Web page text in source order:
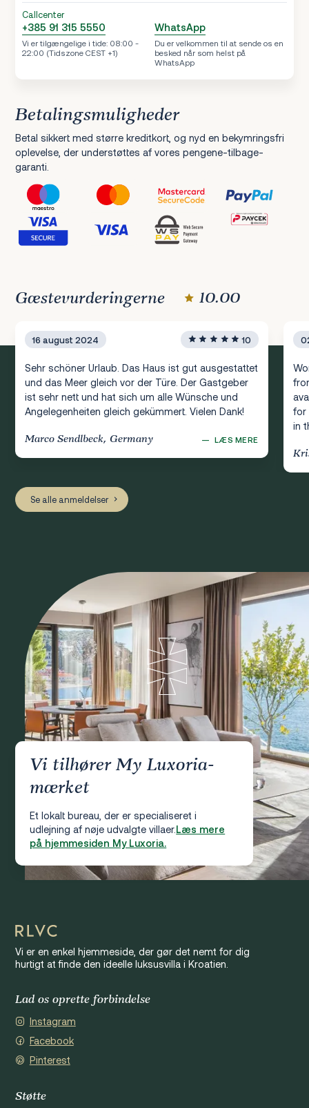
Callcenter
+385 91 315 5550
Vi er tilgængelige i tide: 08:00 -
22:00 (Tidszone CEST +1)
WhatsApp
Du er velkommen til at sende os en
besked når som helst på
WhatsApp
Betalingsmuligheder
Betal sikkert med større kreditkort, og nyd en bekymringsfri
oplevelse, der understøttes af vores pengene-tilbage-
garanti.
Gæstevurderingerne 10.00
16 august 2024 10
Sehr schöner Urlaub. Das Haus ist gut ausgestattet
und das Meer gleich vor der Türe. Der Gastgeber
ist sehr nett und hat sich um alle Wünsche und
Angelegenheiten gleich gekümmert. Vielen Dank!
Marco Sendlbeck, Germany — LÆS MERE
for
in
Se alle anmeldelser
Vi tilhører My Luxoria-
mærket
Et lokalt bureau, der er specialiseret i
udlejning af nøje udvalgte villaer.Læs mere
på hjemmesiden My Luxoria.
Vi er en enkel hjemmeside, der gør det nemt for dig
hurtigt at finde den ideelle luksusvilla i Kroatien.
Lad os oprette forbindelse
Instagram
Facebook
Pinterest
Støtte